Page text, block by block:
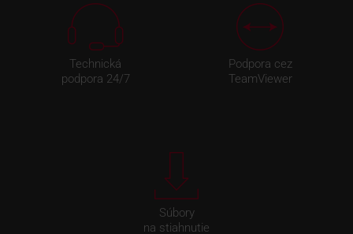
Technická
podpora 24/7
Podpora cez
TeamViewer
Súbory
na stiahnutie